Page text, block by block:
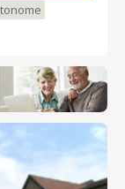
de courte